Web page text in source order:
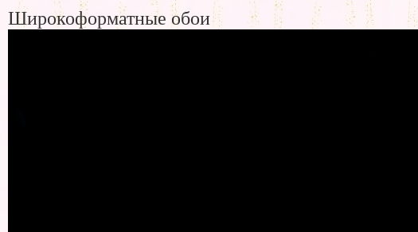
Широкоформатные обои